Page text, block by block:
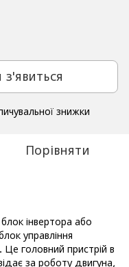
знижки
Порівняти
інвертора або
управління
головний пристрій в
за роботу двигуна,